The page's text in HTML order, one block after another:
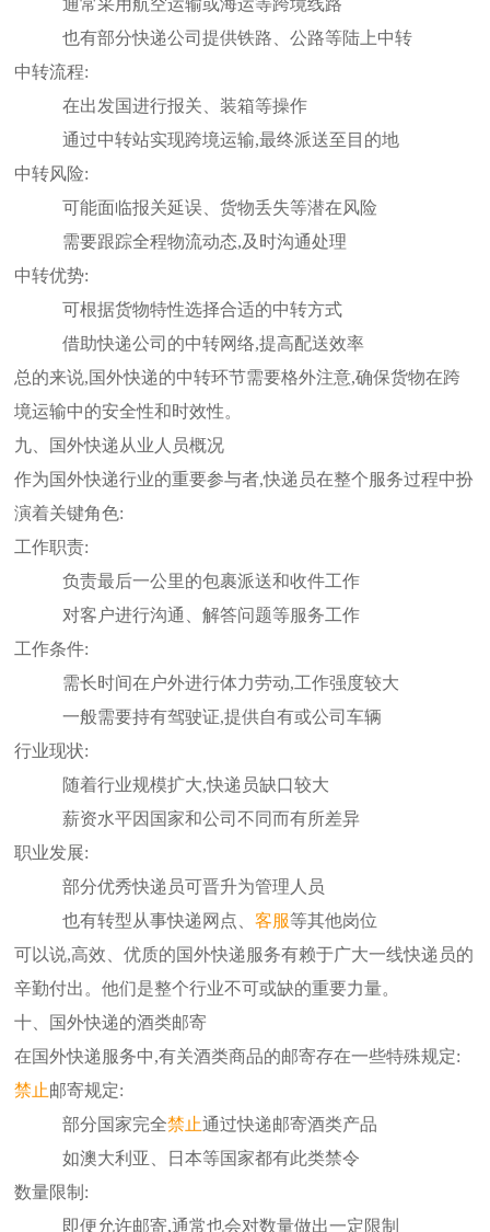
通常采用航空运输或海运等跨境线路
也有部分快递公司提供铁路、公路等陆上中转
中转流程:
在出发国进行报关、装箱等操作
通过中转站实现跨境运输,最终派送至目的地
中转风险:
可能面临报关延误、货物丢失等潜在风险
需要跟踪全程物流动态,及时沟通处理
中转优势:
可根据货物特性选择合适的中转方式
借助快递公司的中转网络,提高配送效率
总的来说,国外快递的中转环节需要格外注意,确保货物在跨
境运输中的安全性和时效性。
九、国外快递从业人员概况
作为国外快递行业的重要参与者,快递员在整个服务过程中扮
演着关键角色:
工作职责:
负责最后一公里的包裹派送和收件工作
对客户进行沟通、解答问题等服务工作
工作条件:
需长时间在户外进行体力劳动,工作强度较大
一般需要持有驾驶证,提供自有或公司车辆
行业现状:
随着行业规模扩大,快递员缺口较大
薪资水平因国家和公司不同而有所差异
职业发展:
部分优秀快递员可晋升为管理人员
也有转型从事快递网点、客服等其他岗位
可以说,高效、优质的国外快递服务有赖于广大一线快递员的
辛勤付出。他们是整个行业不可或缺的重要力量。
十、国外快递的酒类邮寄
在国外快递服务中,有关酒类商品的邮寄存在一些特殊规定:
禁止邮寄规定:
部分国家完全禁止通过快递邮寄酒类产品
如澳大利亚、日本等国家都有此类禁令
数量限制:
即便允许邮寄,通常也会对数量做出一定限制